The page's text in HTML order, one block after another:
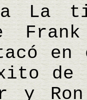
La
de
y